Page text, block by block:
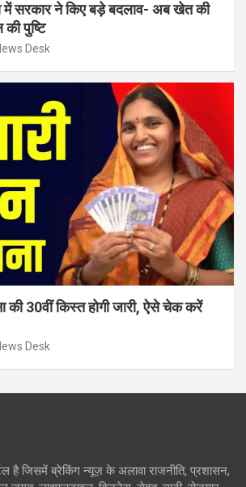
में सरकार ने किए बड़े बदलाव- अब खेत की
पुष्टि
Desk
की 30वीं किस्त होगी जारी, ऐसे चेक करें
Desk
है जिसमें ब्रेकिंग न्यूज़ के अलावा राजनीति, प्रशासन,